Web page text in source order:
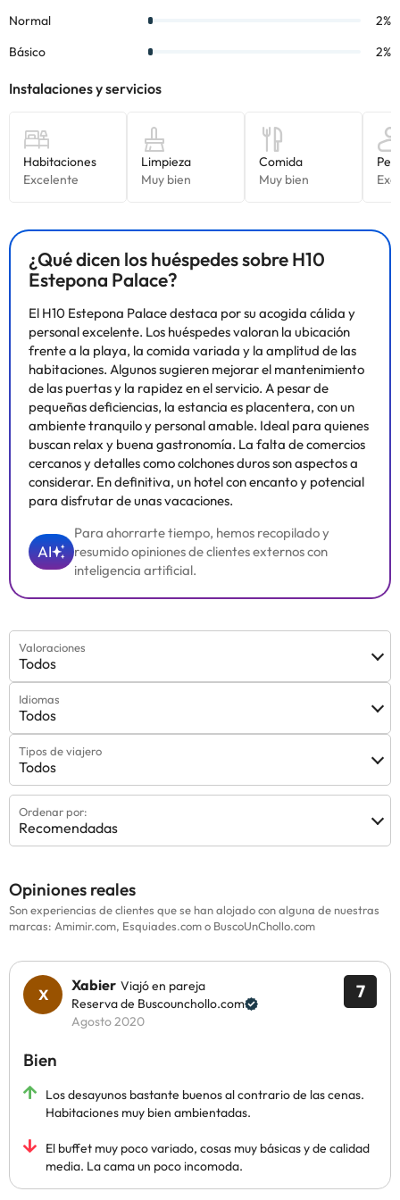
¿Qué dicen los huéspedes sobre H10
Estepona Palace?
El H10 Estepona Palace destaca por su acogida cálida y
personal excelente. Los huéspedes valoran la ubicación
frente a la playa, la comida variada y la amplitud de las
habitaciones. Algunos sugieren mejorar el mantenimiento
de las puertas y la rapidez en el servicio. A pesar de
pequeñas deficiencias, la estancia es placentera, con un
ambiente tranquilo y personal amable. Ideal para quienes
buscan relax y buena gastronomía. La falta de comercios
cercanos y detalles como colchones duros son aspectos a
considerar. En definitiva, un hotel con encanto y potencial
para disfrutar de unas vacaciones.
AI
Para ahorrarte tiempo, hemos recopilado y
resumido opiniones de clientes externos con
inteligencia artificial.
Valoraciones
Todos
Idiomas
Todos
Tipos de viajero
Todos
Ordenar por:
Recomendadas
Opiniones reales
Son experiencias de clientes que se han alojado con alguna de nuestras
marcas: Amimir.com, Esquiades.com o BuscoUnChollo.com
7
Xabier Viajó en pareja
Reserva de Buscounchollo.com
Agosto 2020
Bien
Los desayunos bastante buenos al contrario de las cenas.
Habitaciones muy bien ambientadas.
El buffet muy poco variado, cosas muy básicas y de calidad
media. La cama un poco incomoda.